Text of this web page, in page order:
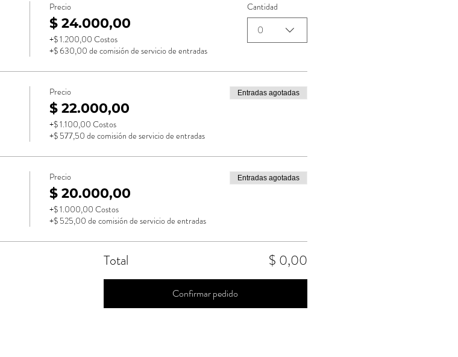
Precio
$ 24.000,00
+$ 1.200,00 Costos
+$ 630,00 de comisión de servicio de entradas
Cantidad
0
Precio
$ 22.000,00
+$ 1.100,00 Costos
+$ 577,50 de comisión de servicio de entradas
Entradas agotadas
Precio
$ 20.000,00
+$ 1.000,00 Costos
+$ 525,00 de comisión de servicio de entradas
Entradas agotadas
Total $ 0,00
Confirmar pedido